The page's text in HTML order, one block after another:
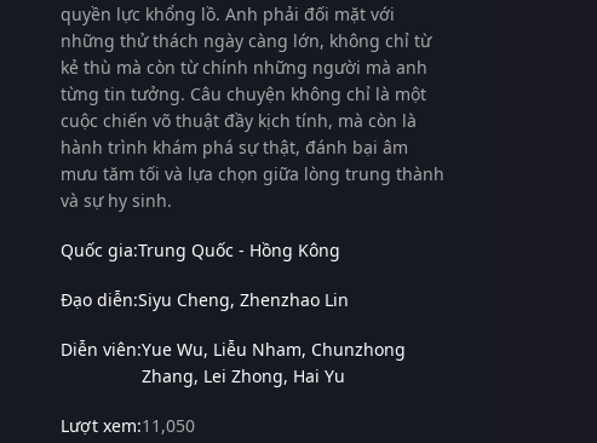
quyền lực khổng lồ. Anh phải đối mặt với
những thử thách ngày càng lớn, không chỉ từ
kẻ thù mà còn từ chính những người mà anh
từng tin tưởng. Câu chuyện không chỉ là một
cuộc chiến võ thuật đầy kịch tính, mà còn là
hành trình khám phá sự thật, đánh bại âm
mưu tăm tối và lựa chọn giữa lòng trung thành
và sự hy sinh.
Quốc gia:Trung Quốc - Hồng Kông
Đạo diễn:Siyu Cheng Zhenzhao Lin
Diễn viên:Yue Wu Liễu Nham Chunzhong
Zhang Lei Zhong Hai Yu
Lượt xem:11,050